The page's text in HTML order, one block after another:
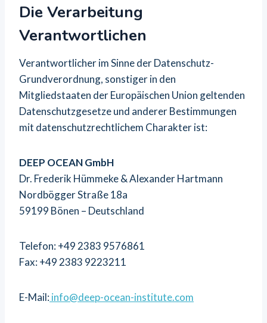
Die Verarbeitung
Verantwortlichen
Verantwortlicher im Sinne der Datenschutz-
Grundverordnung, sonstiger in den
Mitgliedstaaten der Europäischen Union geltenden
Datenschutzgesetze und anderer Bestimmungen
mit datenschutzrechtlichem Charakter ist:
DEEP OCEAN GmbH
Dr. Frederik Hümmeke & Alexander Hartmann
Nordbögger Straße 18a
59199 Bönen – Deutschland
Telefon: +49 2383 9576861
Fax: +49 2383 9223211
E-Mail:info@deep-ocean-institute.com